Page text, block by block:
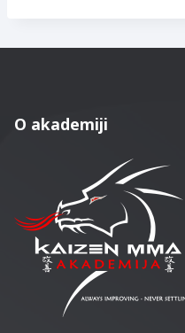
O akademiji